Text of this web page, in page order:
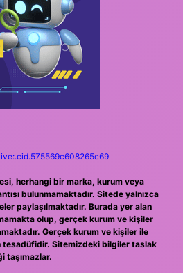
herhangi bir marka, kurum veya
bulunmamaktadır. Sitede yalnızca
paylaşılmaktadır. Burada yer alan
olup, gerçek kurum ve kişiler
Gerçek kurum ve kişiler ile
tesadüfidir. Sitemizdeki bilgiler taslak
taşımazlar.